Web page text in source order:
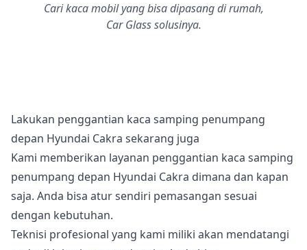
Cari kaca mobil yang bisa dipasang di rumah,
Car Glass solusinya.
Lakukan penggantian kaca samping penumpang
depan Hyundai Cakra sekarang juga
Kami memberikan layanan penggantian kaca samping
penumpang depan Hyundai Cakra dimana dan kapan
saja. Anda bisa atur sendiri pemasangan sesuai
dengan kebutuhan.
Teknisi profesional yang kami miliki akan mendatangi